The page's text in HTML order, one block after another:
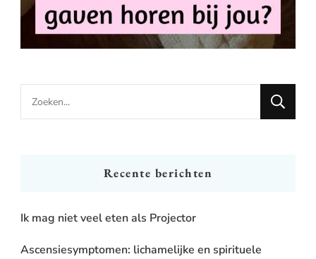
Looking
for
Recente berichten
Ik mag niet veel eten als Projector
Ascensiesymptomen: lichamelijke en spirituele